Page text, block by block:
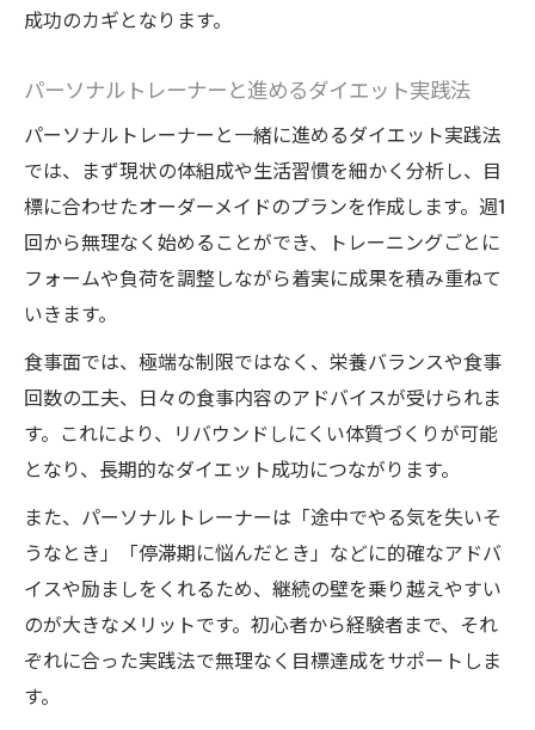
成功のカギとなります。
パーソナルトレーナーと進めるダイエット実践法
パーソナルトレーナーと一緒に進めるダイエット実践法
では、まず現状の体組成や生活習慣を細かく分析し、目
標に合わせたオーダーメイドのプランを作成します。週1
回から無理なく始めることができ、トレーニングごとに
フォームや負荷を調整しながら着実に成果を積み重ねて
いきます。
食事面では、極端な制限ではなく、栄養バランスや食事
回数の工夫、日々の食事内容のアドバイスが受けられま
す。これにより、リバウンドしにくい体質づくりが可能
となり、長期的なダイエット成功につながります。
また、パーソナルトレーナーは「途中でやる気を失いそ
うなとき」「停滞期に悩んだとき」などに的確なアドバ
イスや励ましをくれるため、継続の壁を乗り越えやすい
のが大きなメリットです。初心者から経験者まで、それ
ぞれに合った実践法で無理なく目標達成をサポートしま
す。